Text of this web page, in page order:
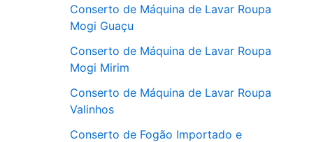
Conserto de Máquina de Lavar Roupa
Mogi Guaçu
Conserto de Máquina de Lavar Roupa
Mogi Mirim
Conserto de Máquina de Lavar Roupa
Valinhos
Conserto de Fogão Importado e